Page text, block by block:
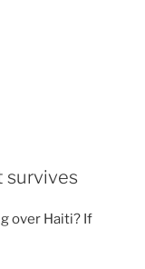
survives
over Haiti? If